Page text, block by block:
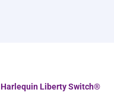
Harlequin Liberty Switch®